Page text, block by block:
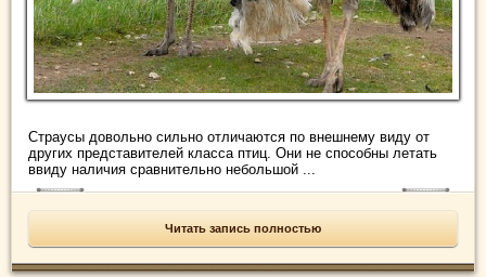
Страусы довольно сильно отличаются по внешнему виду от
других представителей класса птиц. Они не способны летать
ввиду наличия сравнительно небольшой ...
Читать запись полностью